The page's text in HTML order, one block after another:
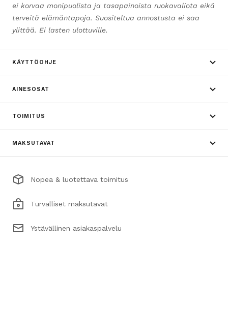
ei korvaa monipuolista ja tasapainoista ruokavaliota eikä
terveitä elämäntapoja. Suositeltua annostusta ei saa
ylittää. Ei lasten ulottuville.
KÄYTTÖOHJE
AINESOSAT
TOIMITUS
MAKSUTAVAT
Nopea & luotettava toimitus
Turvalliset maksutavat
Ystävällinen asiakaspalvelu